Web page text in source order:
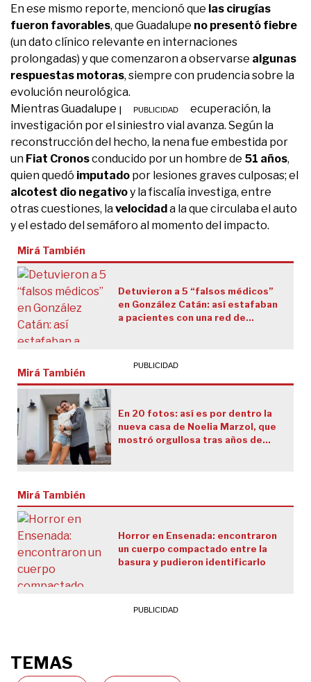
En ese mismo reporte, mencionó que las cirugías
fueron favorables, que Guadalupe no presentó fiebre
(un dato clínico relevante en internaciones
prolongadas) y que comenzaron a observarse algunas
respuestas motoras, siempre con prudencia sobre la
evolución neurológica.
Mientras Guadalupe pelea por su recuperación, la
investigación por el siniestro vial avanza. Según la
reconstrucción del hecho, la nena fue embestida por
un Fiat Cronosconducido por un hombre de 51 años,
quien quedó imputado por lesiones graves culposas; el
alcotest dio negativoy la fiscalía investiga, entre
otras cuestiones, lavelocidad a la que circulaba el auto
y el estado del semáforo al momento del impacto.
Mirá También
Detuvieron a 5 “falsos médicos”
en González Catán: así estafaban
a pacientes con una red de
Mirá También
En 20 fotos: así es por dentro la
nueva casa de Noelia Marzol, que
mostró orgullosa tras años de
Mirá También
Horror en Ensenada: encontraron
un cuerpo compactado entre la
basura y pudieron identificarlo
TEMAS